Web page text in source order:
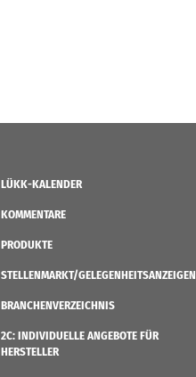
LÜKK-KALENDER
KOMMENTARE
PRODUKTE
STELLENMARKT/GELEGENHEITSANZEIGEN
BRANCHENVERZEICHNIS
2C: INDIVIDUELLE ANGEBOTE FÜR
HERSTELLER